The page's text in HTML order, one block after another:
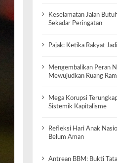
Keselamatan Jalan
Sekadar Peringatan
Pajak: Ketika Rakyat
Mengembalikan Peran
Mewujudkan Ruang
Mega Korupsi
Sistemik Kapitalisme
Refleksi Hari Anak
Belum Aman
Antrean BBM: Bukti